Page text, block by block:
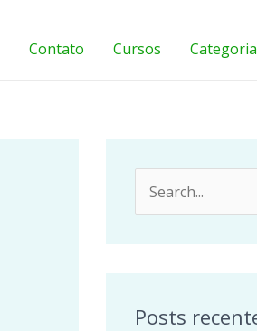
Contato Cursos Categoria
u
Posts